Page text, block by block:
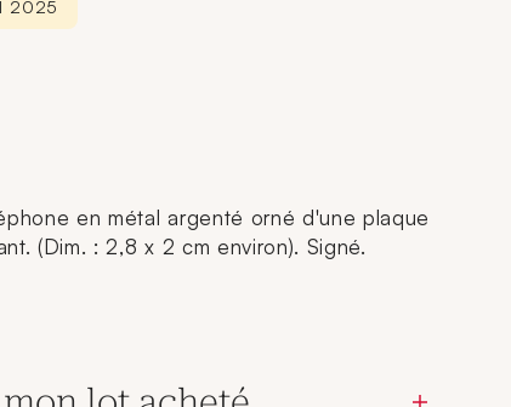
2025
en métal argenté orné d'une plaque
(Dim. : 2,8 x 2 cm environ). Signé.